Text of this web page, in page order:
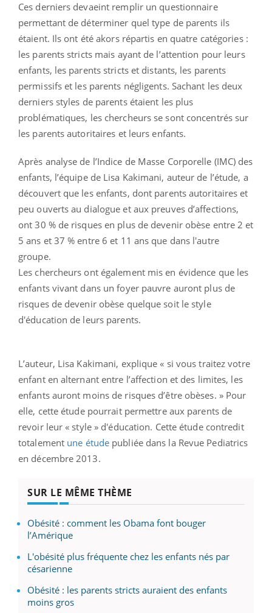
Ces derniers devaeint remplir un questionnaire
permettant de déterminer quel type de parents ils
étaient. Ils ont été akors répartis en quatre catégories :
les parents stricts mais ayant de l’attention pour leurs
enfants, les parents stricts et distants, les parents
permissifs et les parents négligents. Sachant les deux
derniers styles de parents étaient les plus
problématiques, les chercheurs se sont concentrés sur
les parents autoritaires et leurs enfants.
Après analyse de l’Indice de Masse Corporelle (IMC) des
enfants, l’équipe de Lisa Kakimani, auteur de l’étude, a
découvert que les enfants, dont parents autoritaires et
peu ouverts au dialogue et aux preuves d’affections,
ont 30 % de risques en plus de devenir obèse entre 2 et
5 ans et 37 % entre 6 et 11 ans que dans l'autre
groupe.
Les chercheurs ont également mis en évidence que les
enfants vivant dans un foyer pauvre auront plus de
risques de devenir obèse quelque soit le style
d'éducation de leurs parents.
L’auteur, Lisa Kakimani, explique « si vous traitez votre
enfant en alternant entre l’affection et des limites, les
enfants auront moins de risques d’être obèses. » Pour
elle, cette étude pourrait permettre aux parents de
revoir leur « style » d'éducation. Cette étude contredit
totalement une étude publiée dans la Revue Pediatrics
en décembre 2013.
SUR LE MÊME THÈME
Obésité : comment les Obama font bouger
l’Amérique
L'obésité plus fréquente chez les enfants nés par
césarienne
Obésité : les parents stricts auraient des enfants
moins gros